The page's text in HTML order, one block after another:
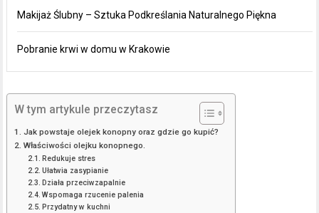
Makijaż Ślubny – Sztuka Podkreślania Naturalnego Piękna
Pobranie krwi w domu w Krakowie
W tym artykule przeczytasz
Jak powstaje olejek konopny oraz gdzie go kupić?
Właściwości olejku konopnego.
Redukuje stres
Ułatwia zasypianie
Działa przeciwzapalnie
Wspomaga rzucenie palenia
Przydatny w kuchni